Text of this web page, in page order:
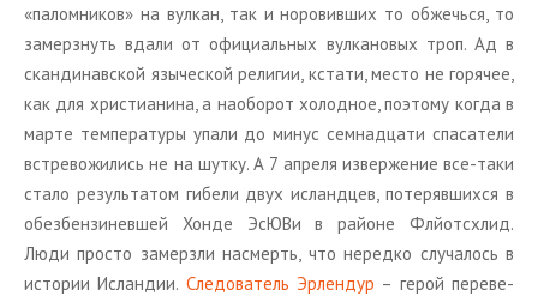
«па­лом­ни­ков» на вул­кан, так и но­ро­вив­ших то об­жечь­ся, то
за­мерз­нуть вдали от офи­ци­аль­ных вул­ка­но­вых троп. Ад в
скан­ди­нав­ской язы­че­ской ре­ли­гии, кста­ти, место не го­ря­чее,
как для хри­сти­а­ни­на, а на­о­бо­рот хо­лод­ное, по­это­му когда в
марте тем­пе­ра­ту­ры упали до минус сем­на­дца­ти спа­са­те­ли
встре­во­жи­лись не на шутку. А 7 ап­ре­ля из­вер­же­ние все-таки
стало ре­зуль­та­том ги­бе­ли двух ис­ланд­цев, по­те­ряв­ших­ся в
обез­бен­зи­нев­шей Хонде ЭсЮВи в рай­оне Флй­от­схлид.
Люди про­сто за­мерз­ли на­смерть, что неред­ко слу­ча­лось в
ис­то­рии Ис­лан­дии. Сле­до­ва­тель Эр­лен­дур – герой пе­ре­ве­